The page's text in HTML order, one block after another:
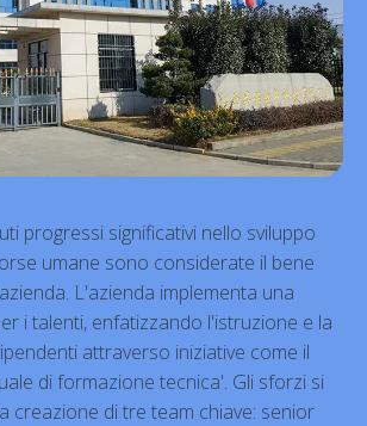
progressi significativi nello sviluppo
umane sono considerate il bene
L'azienda implementa una
i talenti, enfatizzando l'istruzione e la
attraverso iniziative come il
di formazione tecnica'. Gli sforzi si
creazione di tre team chiave: senior